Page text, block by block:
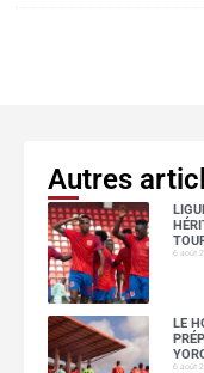
Autres
6 août
LE
6 août